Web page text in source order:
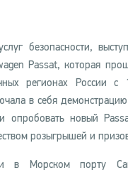
безопасности,
Passat, которая
регионах России
в себя
опробовать новый
розыгрышей и
в Морском порту